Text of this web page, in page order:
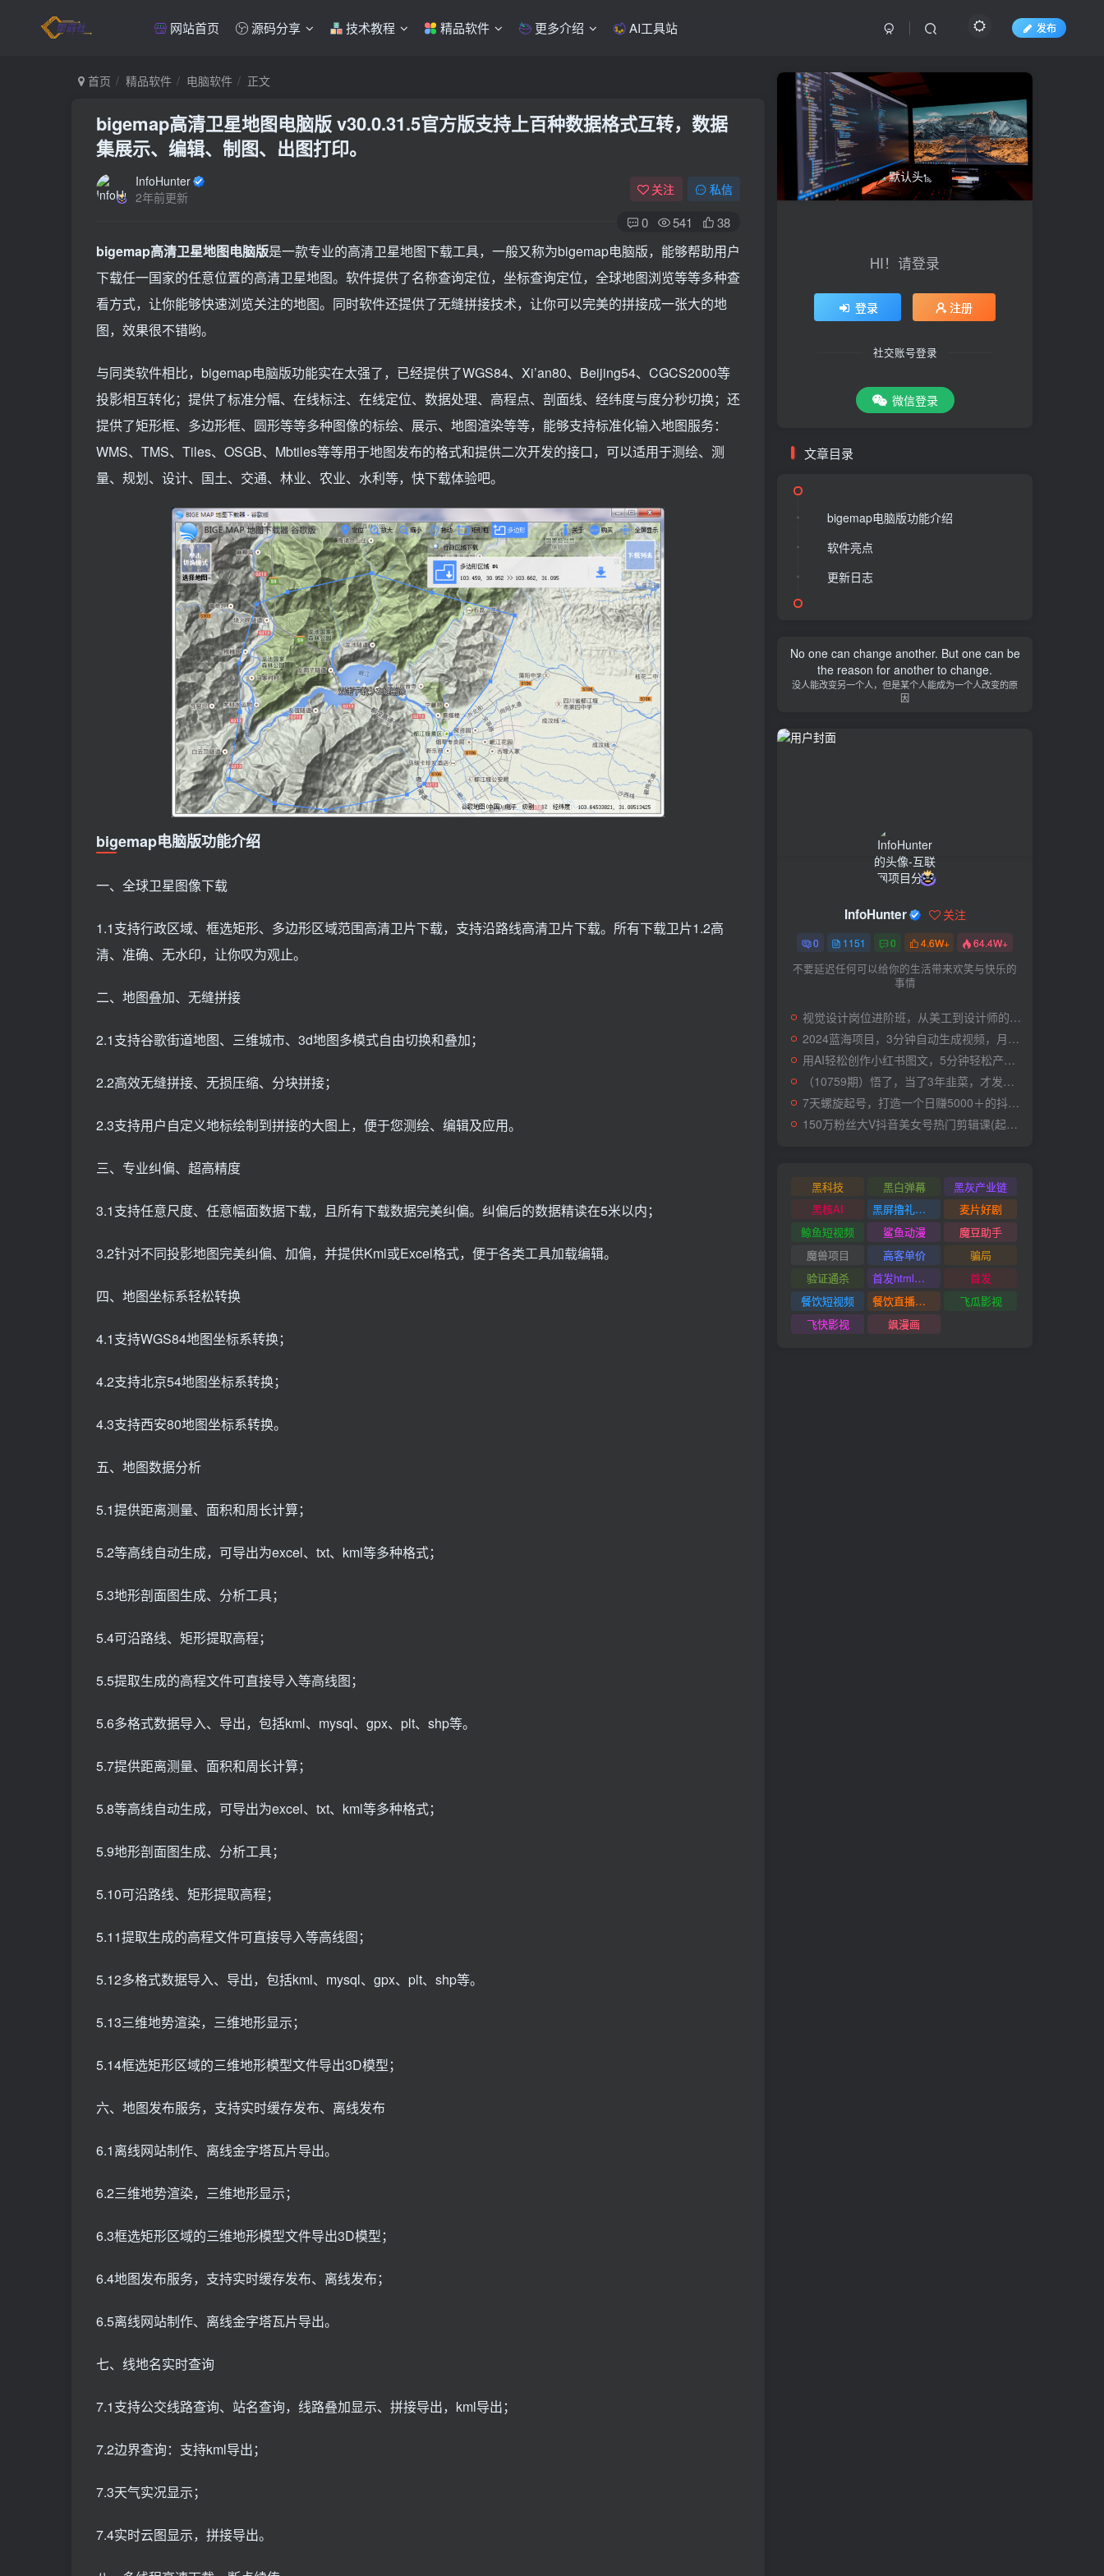
网站首页 源码分享 技术教程 精品软件 更多介绍 AI工具站 发布
首页 精品软件 电脑软件 正文
bigemap高清卫星地图电脑版 v30.0.31.5官方版支持上百种数据格式互转，数据
集展示、编辑、制图、出图打印。
InfoHunter
2年前更新
关注 私信
0 541 38
bigemap高清卫星地图电脑版是一款专业的高清卫星地图下载工具，一般又称为bigemap电脑版，能够帮助用户
下载任一国家的任意位置的高清卫星地图。软件提供了名称查询定位，坐标查询定位，全球地图浏览等等多种查
看方式，让你能够快速浏览关注的地图。同时软件还提供了无缝拼接技术，让你可以完美的拼接成一张大的地
图，效果很不错哟。
与同类软件相比，bigemap电脑版功能实在太强了，已经提供了WGS84、Xi’an80、Beijing54、CGCS2000等
投影相互转化；提供了标准分幅、在线标注、在线定位、数据处理、高程点、剖面线、经纬度与度分秒切换；还
提供了矩形框、多边形框、圆形等等多种图像的标绘、展示、地图渲染等等，能够支持标准化输入地图服务：
WMS、TMS、Tiles、OSGB、Mbtiles等等用于地图发布的格式和提供二次开发的接口，可以适用于测绘、测
量、规划、设计、国土、交通、林业、农业、水利等，快下载体验吧。
bigemap电脑版功能介绍
一、全球卫星图像下载
1.1支持行政区域、框选矩形、多边形区域范围高清卫片下载，支持沿路线高清卫片下载。所有下载卫片1.2高
清、准确、无水印，让你叹为观止。
二、地图叠加、无缝拼接
2.1支持谷歌街道地图、三维城市、3d地图多模式自由切换和叠加；
2.2高效无缝拼接、无损压缩、分块拼接；
2.3支持用户自定义地标绘制到拼接的大图上，便于您测绘、编辑及应用。
三、专业纠偏、超高精度
3.1支持任意尺度、任意幅面数据下载，且所有下载数据完美纠偏。纠偏后的数据精读在5米以内；
3.2针对不同投影地图完美纠偏、加偏，并提供Kml或Excel格式，便于各类工具加载编辑。
四、地图坐标系轻松转换
4.1支持WGS84地图坐标系转换；
4.2支持北京54地图坐标系转换；
4.3支持西安80地图坐标系转换。
五、地图数据分析
5.1提供距离测量、面积和周长计算；
5.2等高线自动生成，可导出为excel、txt、kml等多种格式；
5.3地形剖面图生成、分析工具；
5.4可沿路线、矩形提取高程；
5.5提取生成的高程文件可直接导入等高线图；
5.6多格式数据导入、导出，包括kml、mysql、gpx、plt、shp等。
5.7提供距离测量、面积和周长计算；
5.8等高线自动生成，可导出为excel、txt、kml等多种格式；
5.9地形剖面图生成、分析工具；
5.10可沿路线、矩形提取高程；
5.11提取生成的高程文件可直接导入等高线图；
5.12多格式数据导入、导出，包括kml、mysql、gpx、plt、shp等。
5.13三维地势渲染，三维地形显示；
5.14框选矩形区域的三维地形模型文件导出3D模型；
六、地图发布服务，支持实时缓存发布、离线发布
6.1离线网站制作、离线金字塔瓦片导出。
6.2三维地势渲染，三维地形显示；
6.3框选矩形区域的三维地形模型文件导出3D模型；
6.4地图发布服务，支持实时缓存发布、离线发布；
6.5离线网站制作、离线金字塔瓦片导出。
七、线地名实时查询
7.1支持公交线路查询、站名查询，线路叠加显示、拼接导出，kml导出；
7.2边界查询：支持kml导出；
7.3天气实况显示；
7.4实时云图显示，拼接导出。
HI！请登录
登录 注册
社交账号登录
微信登录
文章目录
bigemap电脑版功能介绍
软件亮点
更新日志
No one can change another. But one can be
the reason for another to change.
没人能改变另一个人，但是某个人能成为一个人改变的原
因
InfoHunter 关注
0 1151 0 4.6W+ 64.4W+
不要延迟任何可以给你的生活带来欢笑与快乐的
事情
视觉设计岗位进阶班，从美工到设计师的蜕变（4节视频课程）
2024蓝海项目，3分钟自动生成视频，月入过万
用AI轻松创作小红书图文，5分钟轻松产出300条小红书爆款笔记！
（10759期）悟了，当了3年韭菜，才发现网赚圈年赚100万的核心是卖项目，含泪分享！
7天螺旋起号，打造一个日赚5000＋的抖音壁纸号（价值688）
150万粉丝大V抖音美女号热门剪辑课(起号 过原创 素材来源 无人直播 变现)
黑科技 黑白弹幕
黑灰产业链
黑核AI
黑屏撸礼物撸门票
麦片好剧
鲸鱼短视频
鲨鱼动漫
魔豆助手
魔兽项目
高客单价
骗局
验证通杀
首发html小霸王游戏网站搭建项目
首发
餐饮短视频
餐饮直播引流
飞瓜影视
飞快影视
飒漫画